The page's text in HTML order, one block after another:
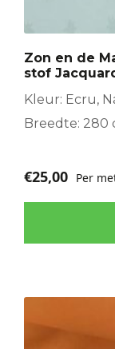
Zon en de
stof
Kleur: Ecru,
Breedte: 280
€25,00 Per